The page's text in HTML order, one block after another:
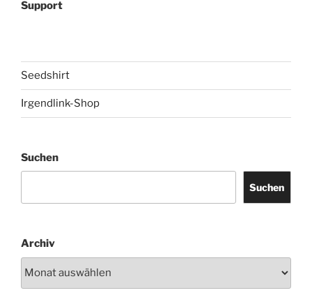
Support
Seedshirt
Irgendlink-Shop
Suchen
Suchen
Archiv